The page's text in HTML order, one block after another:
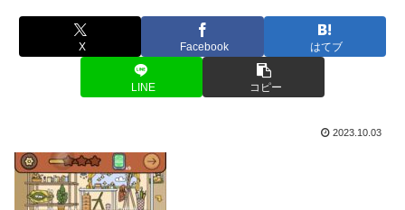
X Facebook はてブ
LINE コピー
2023.10.03